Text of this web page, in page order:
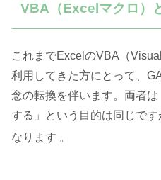
VBA（Excelマクロ）
これまでExcelのVBA（
利用してきた方にとって、
念の転換を伴います。両者
する」という目的は同じで
なります 。